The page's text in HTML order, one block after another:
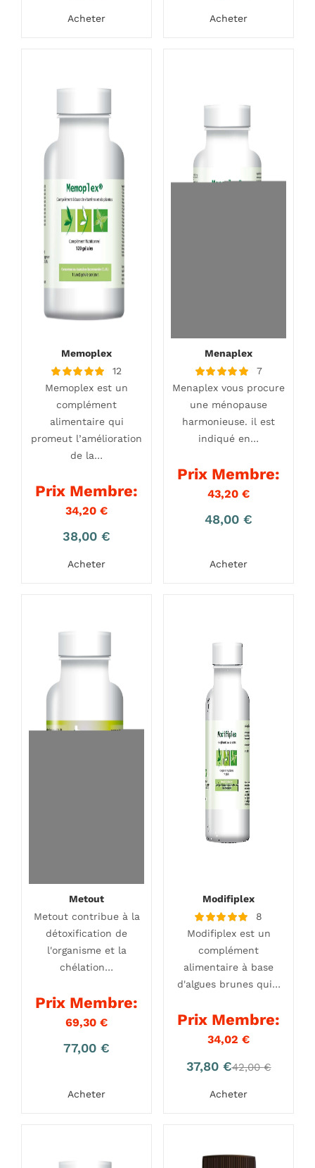
Acheter Acheter
Memoplex
Note
5.00
sur 5
12
Memoplex est un
complément
alimentaire qui
promeut l’amélioration
de la…
Prix Membre:
34,20 €
38,00 €
Acheter
Menaplex
5.00
sur 5
7
Menaplex vous procure
une ménopause
harmonieuse. il est
indiqué en…
Prix Membre:
43,20 €
48,00 €
Acheter
Metout
Metout contribue à la
détoxification de
l'organisme et la
chélation…
Prix Membre:
69,30 €
77,00 €
Acheter
Modifiplex
Note
4.88
sur 5
8
Modifiplex est un
complément
alimentaire à base
d'algues brunes qui…
Prix Membre:
34,02 €
37,80 €Le
actuel
42,00€Le
Acheter